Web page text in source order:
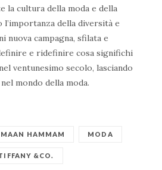
la cultura della moda e della
della diversità e
nuova campagna, sfilata e
e ridefinire cosa significhi
ventunesimo secolo, lasciando
mondo della moda.
HAMMAM MODA
&CO.